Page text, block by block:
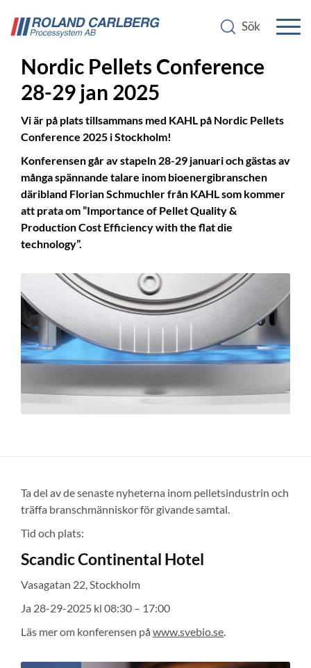
Besök oss och Kahl på
Nordic Pellets Conference
28-29 jan 2025
Vi är på plats tillsammans med KAHL på Nordic Pellets
Conference 2025 i Stockholm!
Konferensen går av stapeln 28-29 januari och gästas av
många spännande talare inom bioenergibranschen
däribland Florian Schmuchler från KAHL som kommer
att prata om ”Importance of Pellet Quality &
Production Cost Efficiency with the flat die
technology”.
Ta del av de senaste nyheterna inom pelletsindustrin och
träffa branschmänniskor för givande samtal.
Tid och plats:
Scandic Continental Hotel
Vasagatan 22, Stockholm
Ja 28-29-2025 kl 08:30 – 17:00
Läs mer om konferensen på www.svebio.se